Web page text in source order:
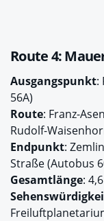
Route 4:
Ausgangspunkt:
56A)
Route: Franz-
Rudolf-
Endpunkt:
Straße (Autobus
Gesamtlänge: